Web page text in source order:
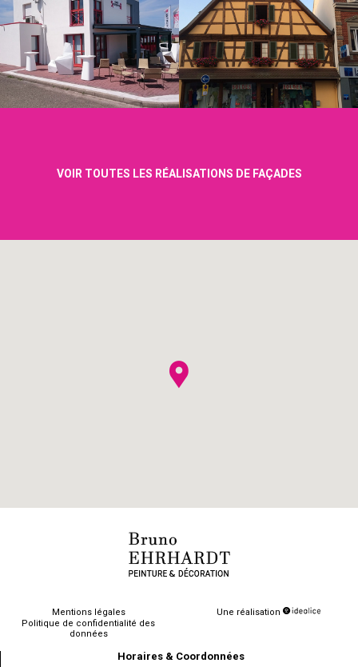
VOIR TOUTES LES RÉALISATIONS DE FAÇADES
Mentions légales
Politique de confidentialité des
données
Une réalisation
Horaires & Coordonnées